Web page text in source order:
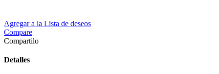
Agregar a la Lista de deseos
Compare
Compartilo
Detalles